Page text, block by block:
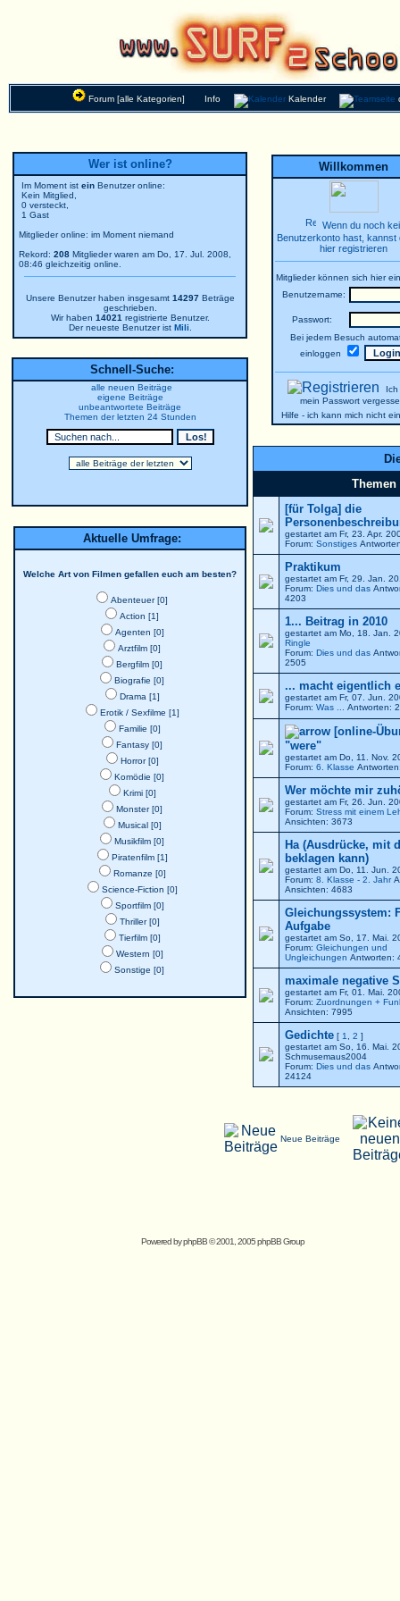
Forum [alle Kategorien] Info Kalender
Wer ist online?
Im Moment ist ein Benutzer online:
Kein Mitglied,
0 versteckt,
1 Gast
Mitglieder online: im Moment niemand
Rekord: 208 Mitglieder waren am Do, 17. Jul. 2008,
08:46 gleichzeitig online.
Unsere Benutzer haben insgesamt 14297Beträge
geschrieben.
Wir haben 14021 registrierte Benutzer.
Der neueste Benutzer ist Mili
Schnell-Suche:
alle neuen Beiträge
eigene Beiträge
unbeantwortete Beiträge
Themen der letzten 24 Stunden
Aktuelle Umfrage:
Welche Art von Filmen gefallen euch am besten?
Abenteuer [0]
Action [1]
Agenten [0]
Arztfilm [0]
Bergfilm [0]
Biografie [0]
Drama [1]
Erotik / Sexfilme [1]
Familie [0]
Fantasy [0]
Horror [0]
Komödie [0]
Krimi [0]
Monster [0]
Musical [0]
Musikfilm [0]
Piratenfilm [1]
Romanze [0]
Science-Fiction [0]
Sportfilm [0]
Thriller [0]
Tierfilm [0]
Western [0]
Sonstige [0]
Willkommen
Wenn du noch
Benutzerkonto hast, kannst
hier registrieren
Mitglieder können sich hier
Benutzername:
Passwort:
Bei jedem Besuch
einloggen
mein Passwort
Hilfe - ich kann mich nicht
Themen
[für Tolga] die
gestartet am Fr, 23. Apr.
Forum: Sonstiges
Praktikum
gestartet am Fr, 29. Jan.
Forum: Dies und das
4203
1... Beitrag in 2010
gestartet am Mo, 18. Jan.
Ringle
Forum: Dies und das
2505
... macht eigentlich
gestartet am Fr, 07. Jun.
Forum: Was ... Antworten:
[online-
"were"
gestartet am Do, 11. Nov.
Forum: 6. Klasse
Wer möchte mir
gestartet am Fr, 26. Jun.
Forum: Stress mit einem
Ansichten: 3673
Ha (Ausdrücke, mit
beklagen kann)
gestartet am Do, 11. Jun.
Forum: 8. Klasse - 2. Jahr
Ansichten: 4683
Gleichungssystem:
Aufgabe
gestartet am So, 17. Mai.
Forum: Gleichungen und
Ungleichungen Antworten:
maximale negative
gestartet am Fr, 01. Mai.
Forum: Zuordnungen +
Ansichten: 7995
Gedichte [ 1 2 ]
gestartet am So, 16. Mai.
Schmusemaus2004
Forum: Dies und das
24124
Neue Beiträge
Powered byphpBB© 2001, 2005 phpBB Group